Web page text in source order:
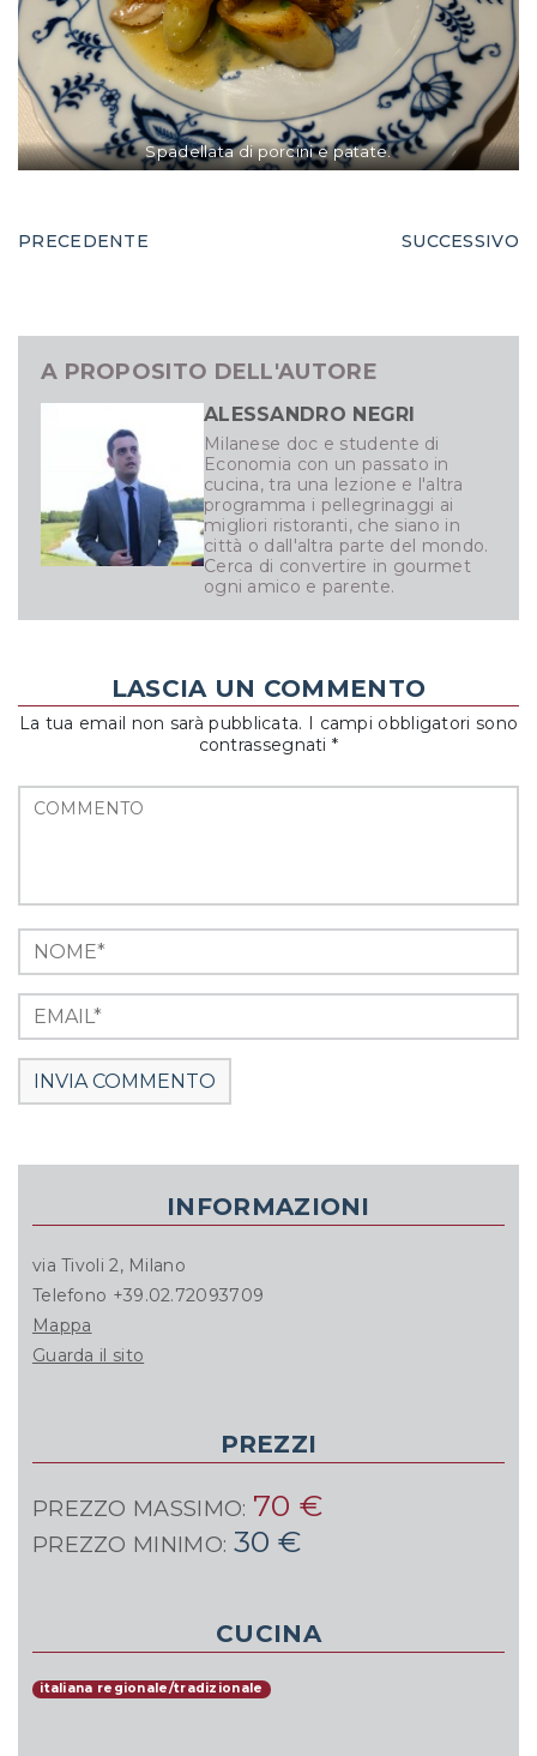
Spadellata di porcini e patate.
PRECEDENTE SUCCESSIVO
A PROPOSITO DELL'AUTORE
ALESSANDRO NEGRI
Milanese doc e studente di
Economia con un passato in
cucina, tra una lezione e l'altra
programma i pellegrinaggi ai
migliori ristoranti, che siano in
città o dall'altra parte del mondo.
Cerca di convertire in gourmet
ogni amico e parente.
LASCIA UN COMMENTO
La tua email non sarà pubblicata. I campi obbligatori sono
contrassegnati *
INFORMAZIONI
via Tivoli 2, Milano
Telefono +39.02.72093709
Mappa
Guarda il sito
PREZZI
PREZZO MASSIMO: 70 €
PREZZO MINIMO: 30 €
CUCINA
italiana regionale/tradizionale